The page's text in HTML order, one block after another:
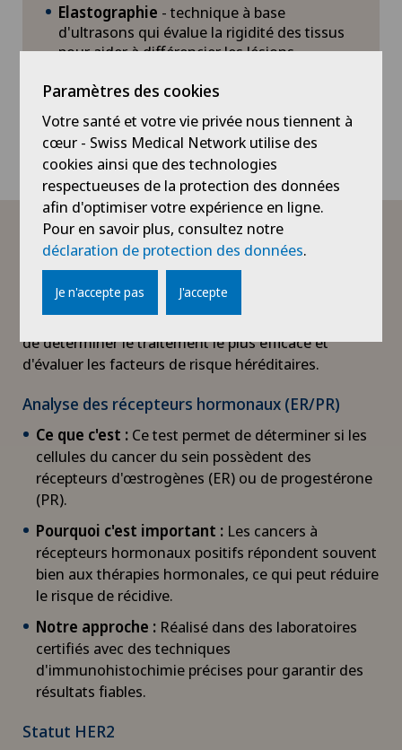
Elastographie - technique à base
d'ultrasons qui évalue la rigidité des tissus
pour aider à différencier les lésions
utilisée en cas d'écoulement du mamelon
pour examiner les canaux lactifères.
Laboratoire et analyses génétiques
analyses génétiques sont des éléments clés d'un
diagnostic précis du cancer du sein. Elles permettent
de déterminer le traitement le plus efficace et
d'évaluer les facteurs de risque héréditaires.
Analyse des récepteurs hormonaux (ER/PR)
Ce que c'est : Ce test permet de déterminer si les
cellules du cancer du sein possèdent des
récepteurs d'œstrogènes (ER) ou de progestérone
(PR).
Pourquoi c'est important : Les cancers à
récepteurs hormonaux positifs répondent souvent
bien aux thérapies hormonales, ce qui peut réduire
le risque de récidive.
Notre approche : Réalisé dans des laboratoires
certifiés avec des techniques
d'immunohistochimie précises pour garantir des
résultats fiables.
Statut HER2
Paramètres des cookies
Votre santé et votre vie privée nous tiennent à
cœur - Swiss Medical Network utilise des
cookies ainsi que des technologies
respectueuses de la protection des données
afin d'optimiser votre expérience en ligne.
Pour en savoir plus, consultez notre
déclaration de protection des données.
Je n'accepte pas J'accepte